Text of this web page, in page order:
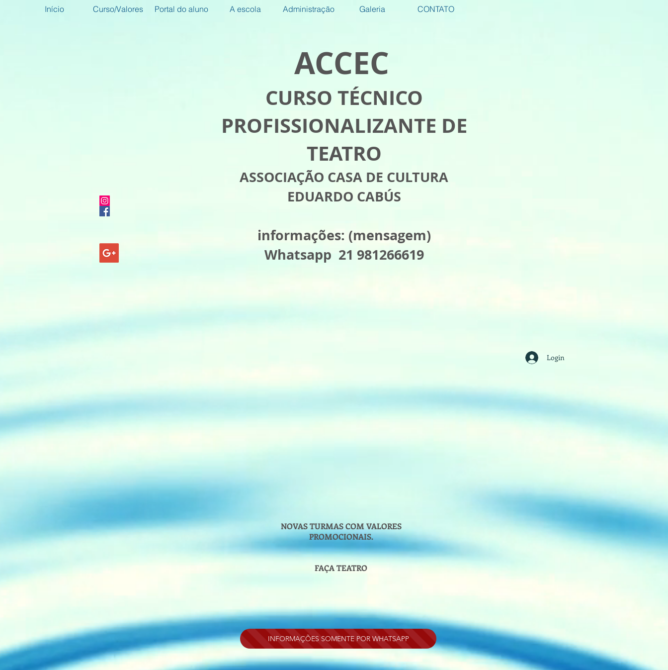
Início Curso/Valores Portal do aluno A escola Administração Galeria CONTATO
ACCEC
CURSO TÉCNICO
PROFISSIONALIZANTE DE
TEATRO
ASSOCIAÇÃO CASA DE CULTURA
EDUARDO CABÚS
informações: (mensagem)
Whatsapp 21 981266619
Login
NOVAS TURMAS COM VALORES
PROMOCIONAIS.
FAÇA TEATRO
INFORMAÇÕES SOMENTE POR WHATSAPP